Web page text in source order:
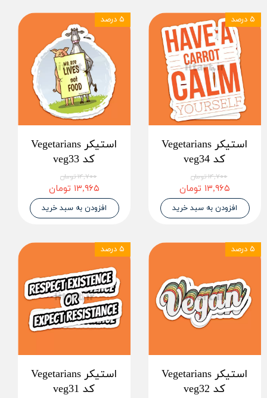
استیکر Vegetarians
کد veg34
۱۴,۷۰۰ تومان
۱۳,۹۶۵ تومان
افزودن به سبد خرید
۵ درصد
استیکر Vegetarians
کد veg33
۱۴,۷۰۰ تومان
۱۳,۹۶۵ تومان
افزودن به سبد خرید
۵ درصد
استیکر Vegetarians
کد veg32
۵ درصد
استیکر Vegetarians
کد veg31
۵ درصد